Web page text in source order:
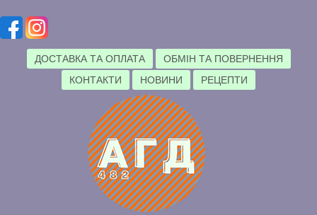
ДОСТАВКА ТА ОПЛАТА
ОБМІН ТА ПОВЕРНЕННЯ
КОНТАКТИ
НОВИНИ РЕЦЕПТИ